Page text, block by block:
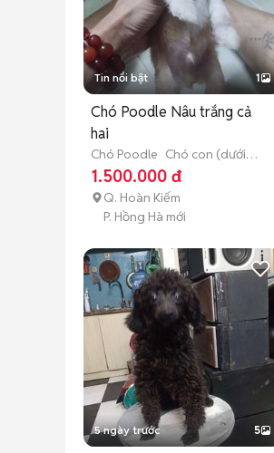
Tin nổi bật 1
Chó Poodle Nâu trắng cả
hai
Chó Poodle Chó con (dưới 3
tháng tuổi)
1.500.000 đ
Q. Hoàn Kiếm
P. Hồng Hà mới
5 ngày trước 5